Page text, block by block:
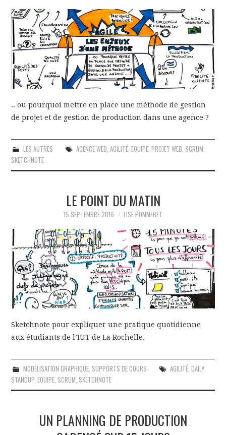
.. ou pourquoi mettre en place une méthode de gestion
de projet et de gestion de production dans une agence ?
LES AUTRES AGENCE WEB, AGILITÉ, EQUIPE, PROJET WEB, SCRUM,
SKETCHNOTE
LE POINT DU MATIN
15 SEPTEMBRE 2016 LISE POMMERET
Sketchnote pour expliquer une pratique quotidienne
aux étudiants de l’IUT de La Rochelle.
MODÉLISATION GRAPHIQUE, SUPPORTS DE COURS AGILITÉ, DAILY
STANDUP,EQUIPE, SCRUM, SKETCHNOTE
UN PLANNING DE PRODUCTION